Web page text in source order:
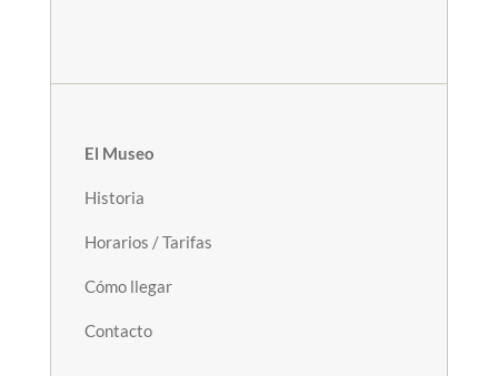
El Museo
Historia
Horarios / Tarifas
Cómo llegar
Contacto